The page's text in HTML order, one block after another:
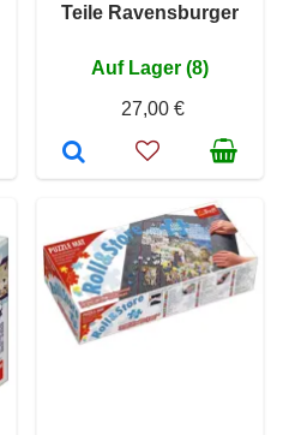
Teile Ravensburger
Auf Lager (8)
27,00 €